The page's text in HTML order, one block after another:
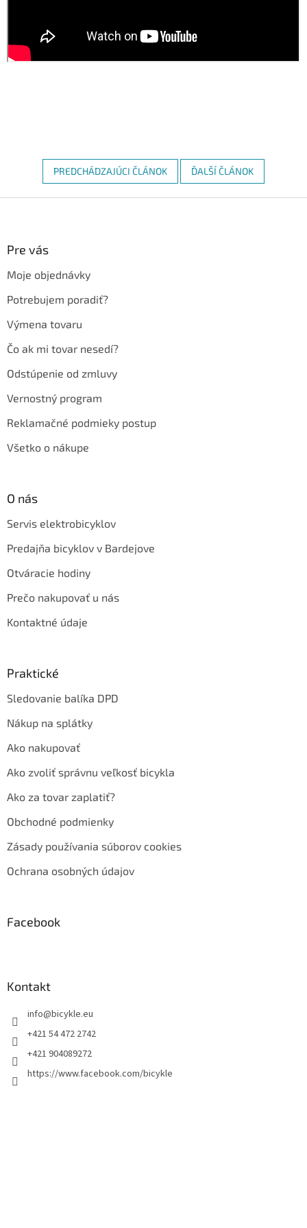
PREDCHÁDZAJÚCI ČLÁNOK ĎALŠÍ ČLÁNOK
Pre vás
Moje objednávky
Potrebujem poradiť?
Výmena tovaru
Čo ak mi tovar nesedí?
Odstúpenie od zmluvy
Vernostný program
Reklamačné podmieky postup
Všetko o nákupe
O nás
Servis elektrobicyklov
Predajňa bicyklov v Bardejove
Otváracie hodiny
Prečo nakupovať u nás
Kontaktné údaje
Praktické
Sledovanie balíka DPD
Nákup na splátky
Ako nakupovať
Ako zvoliť správnu veľkosť bicykla
Ako za tovar zaplatiť?
Obchodné podmienky
Zásady používania súborov cookies
Ochrana osobných údajov
Facebook
Kontakt
info@bicykle.eu
+421 54 472 2742
+421 904089272
https://www.facebook.com/bicykle